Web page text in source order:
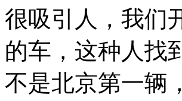
很吸引人，我们
的车，这种人找
不是北京第一辆